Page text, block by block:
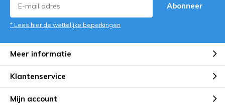
Abonneer
* Lees hier de wettelijke beperkingen
Meer informatie
Klantenservice
Mijn account